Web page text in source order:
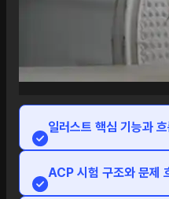
일러스트 핵심 기능과
ACP 시험 구조와 문제